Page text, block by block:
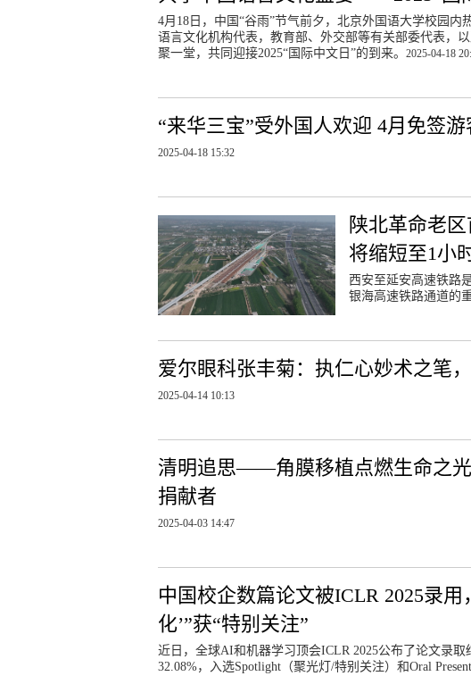
4月18日，中国“谷雨”节气前夕，北京外国语大学校园
语言文化机构代表，教育部、外交部等有关部委代表，
聚一堂，共同迎接2025“国际中文日”的到来。 2025-04-18
“来华三宝”受外国人欢迎 4月免签
2025-04-18 15:32
陕北革命老
将缩短至1小
西安至延安高速铁路
银海高速铁路通道的
爱尔眼科张丰菊：执仁心妙术之笔
2025-04-14 10:13
清明追思——角膜移植点燃生命之
捐献者
2025-04-03 14:47
中国校企数篇论文被ICLR 2025录
化’”获“特别关注”
近日，全球AI和机器学习顶会ICLR 2025公布了论文录
32.08%，入选Spotlight（聚光灯/特别关注）和Oral